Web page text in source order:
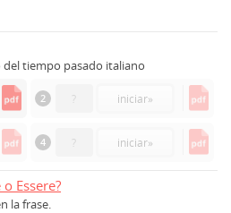
tiempo pasado italiano
2 ? iniciar»
4 ? iniciar»
Essere?
la frase.